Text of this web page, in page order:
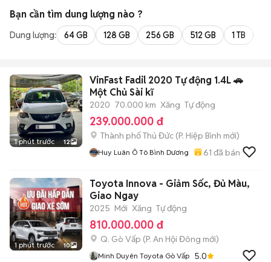
Bạn cần tìm dung lượng nào ?
Dung lượng: 64 GB 128 GB 256 GB 512 GB 1 TB
1 phút trước 12
VinFast Fadil 2020 Tự động 1.4L 🚗
Một Chủ Sài kĩ
2020 70.000 km Xăng Tự động
239.000.000 đ
Thành phố Thủ Đức (P. Hiệp Bình mới)
Huy Luân Ô Tô Bình Dương 61 đã bán
1 phút trước 10
Toyota Innova - Giảm Sốc, Đủ Màu,
Giao Ngay
2025 Mới Xăng Tự động
810.000.000 đ
Q. Gò Vấp (P. An Hội Đông mới)
Minh Duyên Toyota Gò Vấp 5.0